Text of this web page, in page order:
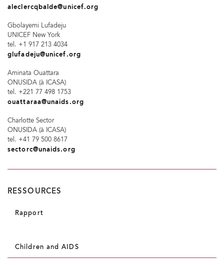
aleclercqbalde@unicef.org
Gbolayemi Lufadeju
UNICEF New York
tel. +1 917 213 4034
glufadeju@unicef.org
Aminata Ouattara
ONUSIDA (à ICASA)
tel. +221 77 498 1753
ouattaraa@unaids.org
Charlotte Sector
ONUSIDA (à ICASA)
tel. +41 79 500 8617
sectorc@unaids.org
RESSOURCES
Rapport
Children and AIDS